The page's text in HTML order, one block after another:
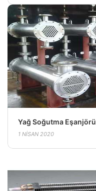
Yağ Soğutma Eşanjörü
1 NISAN 2020